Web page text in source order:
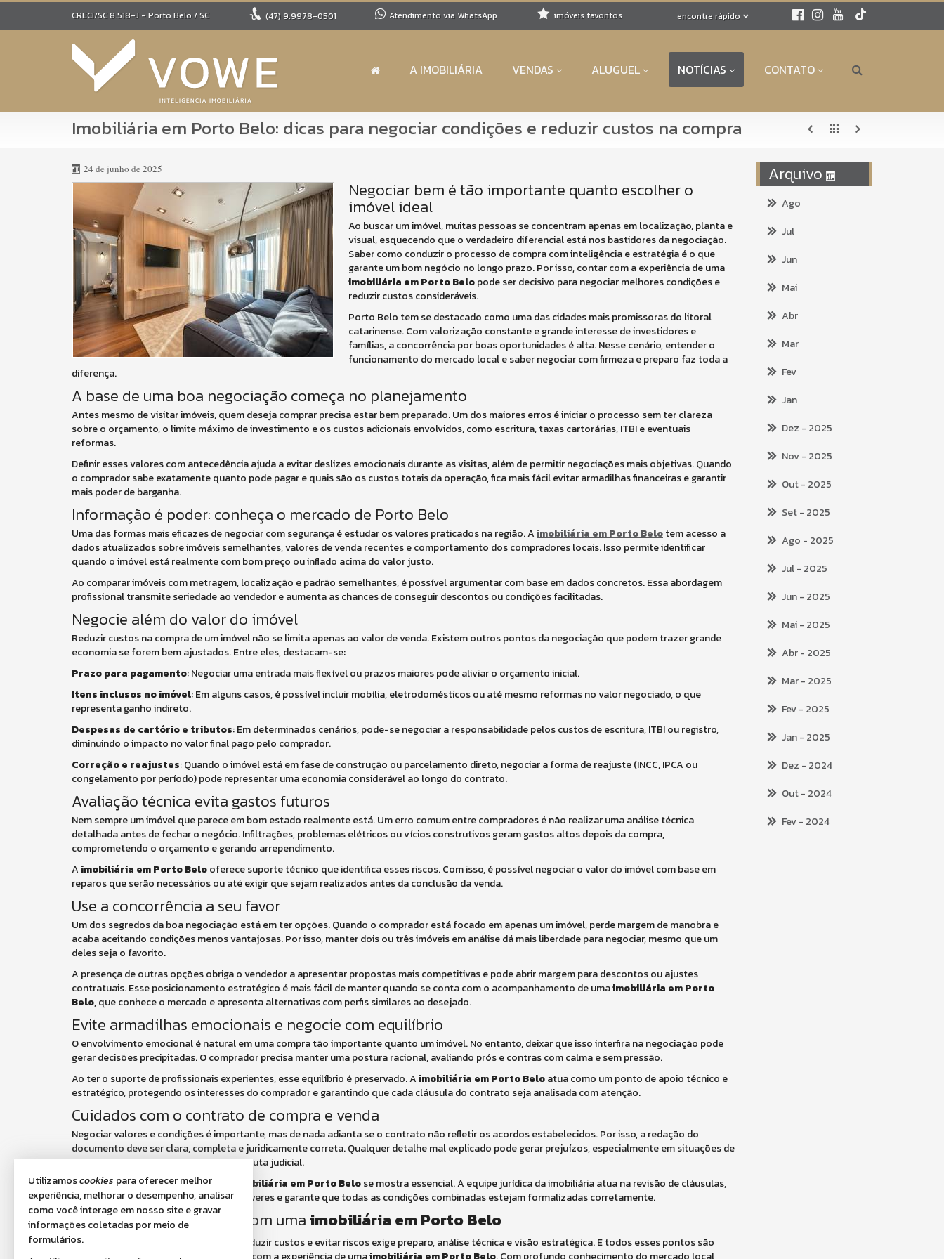
CRECI/SC 8.518-J - Porto Belo /SC (47)9.9978-0501 Atendimento via WhatsApp encontre rápido
imóveis favoritos
A IMOBILIÁRIA VENDAS ALUGUEL NOTÍCIAS CONTATO
Imobiliária em Porto Belo: dicas para negociar condições e reduzir custos na compra
24 de junho de 2025
Negociar bem é tão importante quanto escolher o
imóvel ideal
Ao buscar um imóvel, muitas pessoas se concentram apenas em localização, planta e
visual, esquecendo que o verdadeiro diferencial está nos bastidores da negociação.
Saber como conduzir o processo de compra com inteligência e estratégia é o que
garante um bom negócio no longo prazo. Por isso, contar com a experiência de uma
imobiliária em Porto Belopode ser decisivo para negociar melhores condições e
reduzir custos consideráveis.
Porto Belo tem se destacado como uma das cidades mais promissoras do litoral
catarinense. Com valorização constante e grande interesse de investidores e
famílias, a concorrência por boas oportunidades é alta. Nesse cenário, entender o
funcionamento do mercado local e saber negociar com firmeza e preparo faz toda a
diferença.
A base de uma boa negociação começa no planejamento
Antes mesmo de visitar imóveis, quem deseja comprar precisa estar bem preparado. Um dos maiores erros é iniciar o processo sem ter clareza
sobre o orçamento, o limite máximo de investimento e os custos adicionais envolvidos, como escritura, taxas cartorárias, ITBI e eventuais
reformas.
Definir esses valores com antecedência ajuda a evitar deslizes emocionais durante as visitas, além de permitir negociações mais objetivas. Quando
o comprador sabe exatamente quanto pode pagar e quais são os custos totais da operação, fica mais fácil evitar armadilhas financeiras e garantir
mais poder de barganha.
Informação é poder: conheça o mercado de Porto Belo
Uma das formas mais eficazes de negociar com segurança é estudar os valores praticados na região. Aimobiliária em Porto Belotem acesso a
dados atualizados sobre imóveis semelhantes, valores de venda recentes e comportamento dos compradores locais. Isso permite identificar
quando o imóvel está realmente com bom preço ou inflado acima do valor justo.
Ao comparar imóveis com metragem, localização e padrão semelhantes, é possível argumentar com base em dados concretos. Essa abordagem
profissional transmite seriedade ao vendedor e aumenta as chances de conseguir descontos ou condições facilitadas.
Negocie além do valor do imóvel
Reduzir custos na compra de um imóvel não se limita apenas ao valor de venda. Existem outros pontos da negociação que podem trazer grande
economia se forem bem ajustados. Entre eles, destacam-se:
Prazo para pagamento: Negociar uma entrada mais flexível ou prazos maiores pode aliviar o orçamento inicial.
Itens inclusos no imóvel: Em alguns casos, é possível incluir mobília, eletrodomésticos ou até mesmo reformas no valor negociado, o que
representa ganho indireto.
Despesas de cartório e tributos: Em determinados cenários, pode-se negociar a responsabilidade pelos custos de escritura, ITBI ou registro,
diminuindo o impacto no valor final pago pelo comprador.
Correção e reajustes: Quando o imóvel está em fase de construção ou parcelamento direto, negociar a forma de reajuste (INCC, IPCA ou
congelamento por período) pode representar uma economia considerável ao longo do contrato.
Avaliação técnica evita gastos futuros
Nem sempre um imóvel que parece em bom estado realmente está. Um erro comum entre compradores é não realizar uma análise técnica
detalhada antes de fechar o negócio. Infiltrações, problemas elétricos ou vícios construtivos geram gastos altos depois da compra,
comprometendo o orçamento e gerando arrependimento.
Aimobiliária em Porto Belooferece suporte técnico que identifica esses riscos. Com isso, é possível negociar o valor do imóvel com base em
reparos que serão necessários ou até exigir que sejam realizados antes da conclusão da venda.
Use a concorrência a seu favor
Um dos segredos da boa negociação está em ter opções. Quando o comprador está focado em apenas um imóvel, perde margem de manobra e
acaba aceitando condições menos vantajosas. Por isso, manter dois ou três imóveis em análise dá mais liberdade para negociar, mesmo que um
deles seja o favorito.
A presença de outras opções obriga o vendedor a apresentar propostas mais competitivas e pode abrir margem para descontos ou ajustes
contratuais. Esse posicionamento estratégico é mais fácil de manter quando se conta com o acompanhamento de umaimobiliária em Porto
Belo, que conhece o mercado e apresenta alternativas com perfis similares ao desejado.
Evite armadilhas emocionais e negocie com equilíbrio
O envolvimento emocional é natural em uma compra tão importante quanto um imóvel. No entanto, deixar que isso interfira na negociação pode
gerar decisões precipitadas. O comprador precisa manter uma postura racional, avaliando prós e contras com calma e sem pressão.
Ao ter o suporte de profissionais experientes, esse equilíbrio é preservado. Aimobiliária em Porto Beloatua como um ponto de apoio técnico e
estratégico, protegendo os interesses do comprador e garantindo que cada cláusula do contrato seja analisada com atenção.
Cuidados com o contrato de compra e venda
Negociar valores e condições é importante, mas de nada adianta se o contrato não refletir os acordos estabelecidos. Por isso, a redação do
documento deve ser clara, completa e juridicamente correta. Qualquer detalhe mal explicado pode gerar prejuízos, especialmente em situações de
atraso na entrega, inadimplência ou disputa judicial.
É nesse momento que o suporte da
imobiliária em Porto Belose mostra essencial. A equipe jurídica da imobiliária atua na revisão de cláusulas,
orienta o comprador sobre direitos e deveres e garante que todas as condições combinadas estejam formalizadas corretamente.
A importância de contar com umaimobiliária em Porto Belo
Negociar condições mais vantajosas, reduzir custos e evitar riscos exige preparo, análise técnica e visão estratégica. E todos esses pontos são
Arquivo
Ago
Jul
Jun
Mai
Abr
Mar
Fev
Jan
Dez - 2025
Nov- 2025
Out- 2025
Set- 2025
Ago - 2025
Jul- 2025
Jun- 2025
Mai- 2025
Abr- 2025
Mar- 2025
Fev- 2025
Jan- 2025
Dez - 2024
Out- 2024
Fev- 2024
Utilizamoscookies para oferecer melhor
experiência, melhorar o desempenho, analisar
como você interage em nosso site e gravar
informações coletadas por meio de
formulários.